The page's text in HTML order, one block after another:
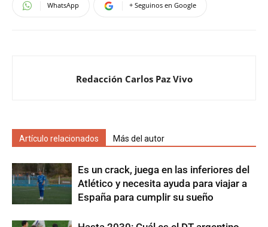
WhatsApp + Seguinos en Google
Redacción Carlos Paz Vivo
Artículo relacionados Más del autor
Es un crack, juega en las inferiores del
Atlético y necesita ayuda para viajar a
España para cumplir su sueño